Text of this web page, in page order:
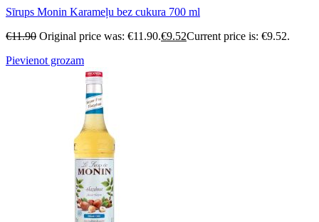
Sīrups Monin Karameļu bez cukura 700 ml
€11.90 Original price was: €11.90.€9.52Current price is: €9.52.
Pievienot grozam